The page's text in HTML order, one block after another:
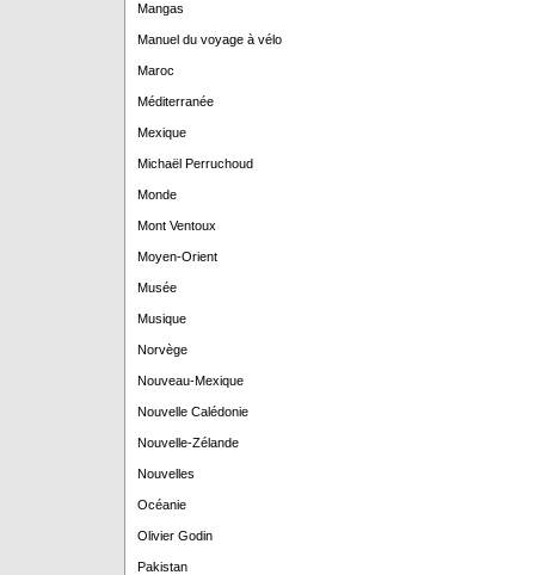
Mangas
Manuel du voyage à vélo
Maroc
Méditerranée
Mexique
Michaël Perruchoud
Monde
Mont Ventoux
Moyen-Orient
Musée
Musique
Norvège
Nouveau-Mexique
Nouvelle Calédonie
Nouvelle-Zélande
Nouvelles
Océanie
Olivier Godin
Pakistan